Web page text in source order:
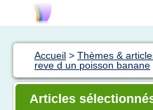
Accueil > Thèmes &
reve d un poisson banane
Articles